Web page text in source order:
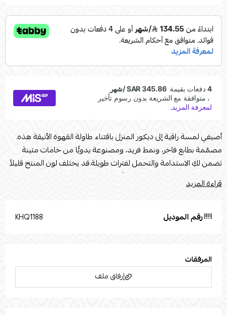
أضيفي لمسة راقية إلى ديكور المنزل باقتناء طاولة القهوة الأنيقة هذه.
مصمّمة بطابع فاخر، ونمط فريد، ومصنوعة يدويًّا من خامات متينة
تضمن لكِ الاستدامة والتحمل لفترات طويلة.قد يختلف لون المنتج قليلاً
بسبب إضاءة الصور الفوتوغرافية أو إعدادات الشاشة الخاصة بك.
تُستخدم صور المنتج المرفقة لأغراض التوضيح والتمثيل
قراءة المزيد
رقم الموديل KHQ1188
المرفقات
إرفاق ملف